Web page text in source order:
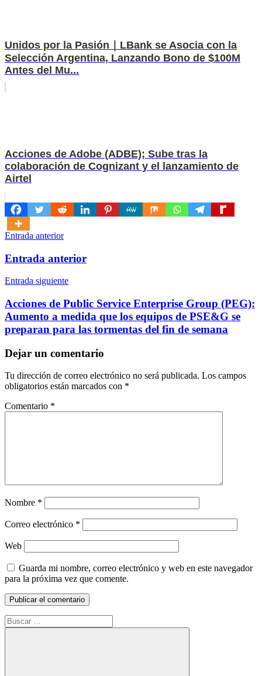
Unidos por la Pasión｜LBank se Asocia con la
Selección Argentina, Lanzando Bono de $100M
Antes del Mu...
Acciones de Adobe (ADBE); Sube tras la
colaboración de Cognizant y el lanzamiento de
Airtel
Navegación
de
Entrada anterior
Entrada anterior
Entrada siguiente
Acciones de Public Service Enterprise Group (PEG):
Aumento a medida que los equipos de PSE&G se
preparan para las tormentas del fin de semana
Dejar un comentario
Tu dirección de correo electrónico no será publicada. Los campos
obligatorios están marcados con *
Comentario *
Nombre *
Correo electrónico *
Web
Guarda mi nombre, correo electrónico y web en este navegador
para la próxima vez que comente.
Buscar: